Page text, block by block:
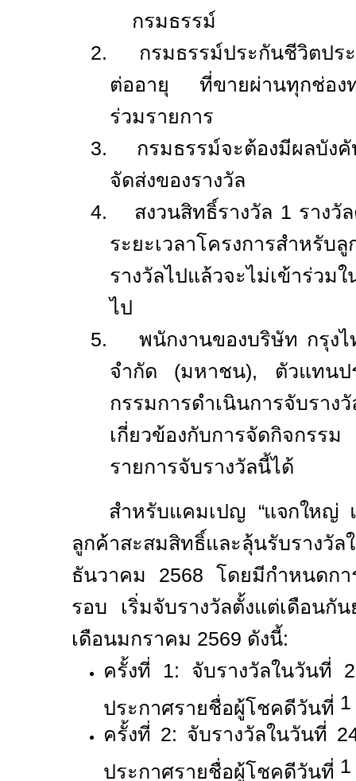
กรมธรรม์
2.
กรมธรรม์ประกันชีวิตป
ต่ออายุ ที่ขายผ่านทุกช่องท
ร่วมรายการ
3.
กรมธรรม์จะต้องมีผลบัง
จัดส่งของรางวัล
4.
สงวนสิทธิ์รางวัล 1 รางวั
ระยะเวลาโครงการสำหรับ
รางวัลไปแล้วจะไม่เข้าร่วม
ไป
5.
พนักงานของบริษัท กรุง
จำกัด (มหาชน), ตัวแทน
กรรมการดำเนินการจั
เกี่ยวข้องกับการจัดกิจกร
รายการจับรางวัลนี้ได้
สำหรับแคมเปญ “แจกใหญ่
ลูกค้าสะสมสิทธิ์และลุ้นรับร
ธันวาคม 2568 โดยมีกำหนดก
รอบ เริ่มจับรางวัลตั้งแต่เดือน
เดือนมกราคม 2569 ดังนี้:
ครั้งที่ 1: จับรางวัลในวันที่
ประกาศรายชื่อผู้โชคดีวันที่ 1
ครั้งที่ 2: จับรางวัลในวันที่
ประกาศรายชื่อผู้โชคดีวันที่ 1